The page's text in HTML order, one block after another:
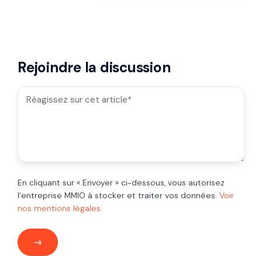
Rejoindre la discussion
En cliquant sur « Envoyer » ci-dessous, vous autorisez
l’entreprise MMIO à stocker et traiter vos données. Voir
nos mentions légales.